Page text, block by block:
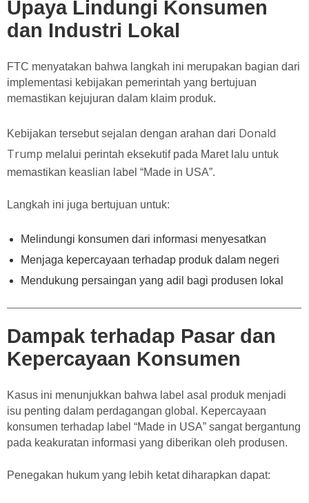
Upaya Lindungi Konsumen
dan Industri Lokal
FTC menyatakan bahwa langkah ini merupakan bagian dari
implementasi kebijakan pemerintah yang bertujuan
memastikan kejujuran dalam klaim produk.
Kebijakan tersebut sejalan dengan arahan dari Donald
Trump melalui perintah eksekutif pada Maret lalu untuk
memastikan keaslian label “Made in USA”.
Langkah ini juga bertujuan untuk:
Melindungi konsumen dari informasi menyesatkan
Menjaga kepercayaan terhadap produk dalam negeri
Mendukung persaingan yang adil bagi produsen lokal
Dampak terhadap Pasar dan
Kepercayaan Konsumen
Kasus ini menunjukkan bahwa label asal produk menjadi
isu penting dalam perdagangan global. Kepercayaan
konsumen terhadap label “Made in USA” sangat bergantung
pada keakuratan informasi yang diberikan oleh produsen.
Penegakan hukum yang lebih ketat diharapkan dapat: